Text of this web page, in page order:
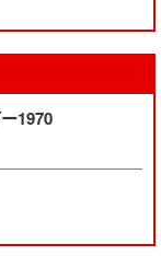
1970